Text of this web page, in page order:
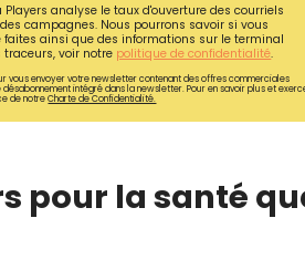
analyse le taux d'ouverture des courriels
campagnes. Nous pourrons savoir si vous
faites ainsi que des informations sur le terminal
voir notre politique de confidentialité.
vous envoyer votre newsletter contenant des offres commerciales
intégré dans la newsletter. Pour en savoir plus et
de notreCharte de Confidentialité.
pour la santé
recettes inédites de
!